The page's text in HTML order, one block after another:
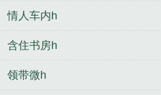
情人车内h
含住书房h
领带微h